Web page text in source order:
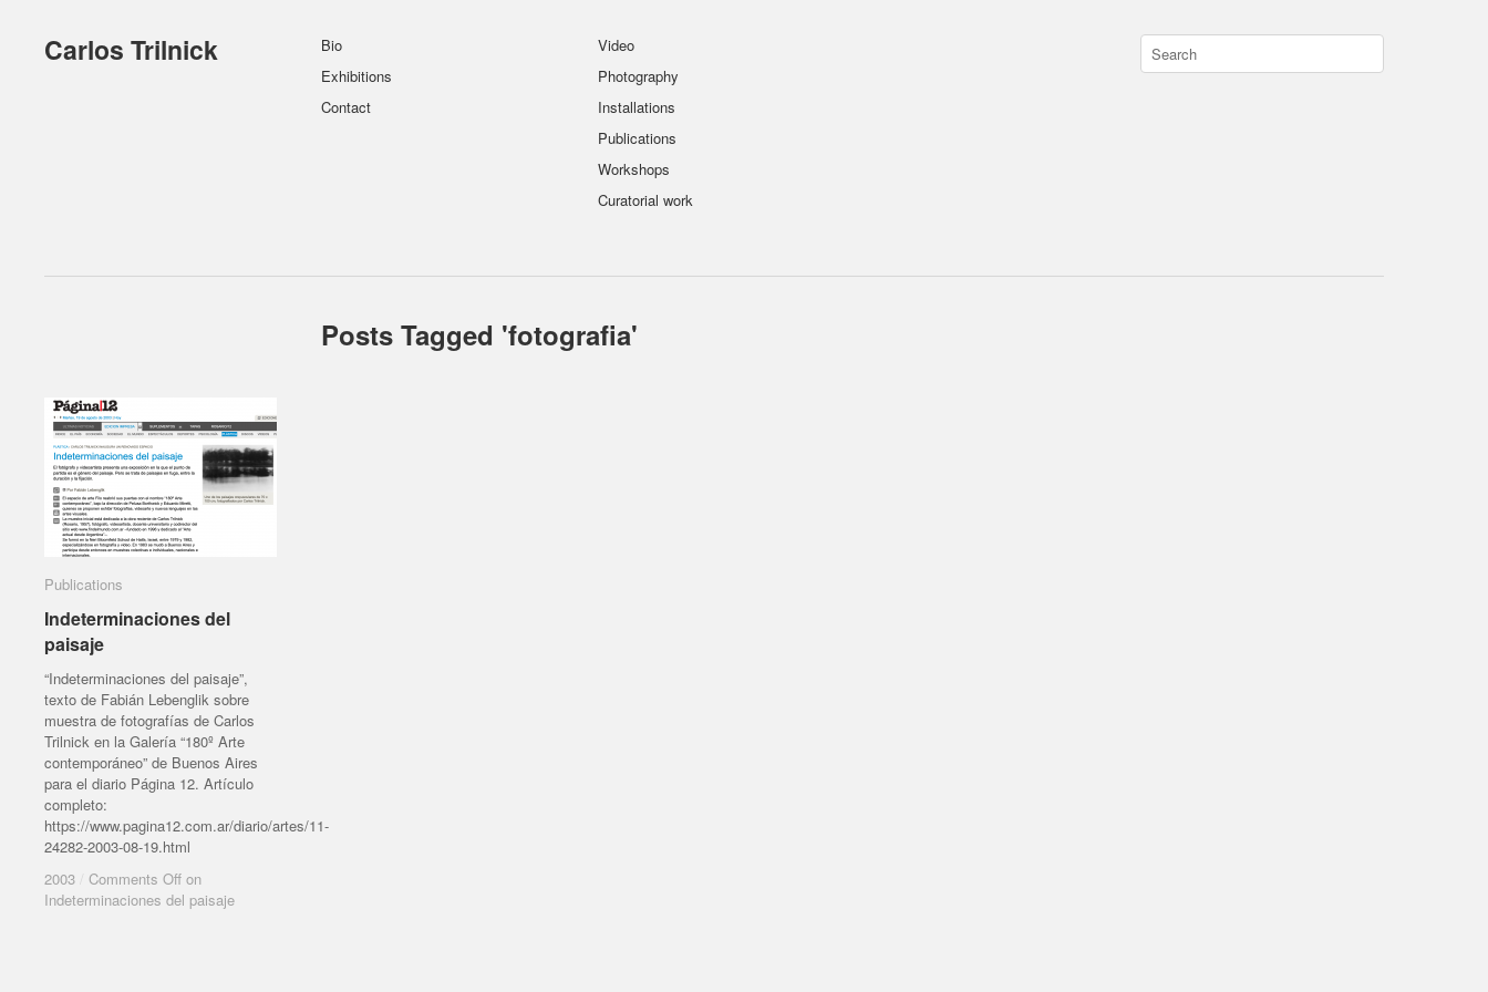
Carlos Trilnick
Bio
Exhibitions
Contact
Video
Photography
Installations
Publications
Workshops
Curatorial work
Posts Tagged 'fotografia'
Publications
Indeterminaciones del
paisaje
“Indeterminaciones del paisaje”,
texto de Fabián Lebenglik sobre
muestra de fotografías de Carlos
Trilnick en la Galería “180º Arte
contemporáneo” de Buenos Aires
para el diario Página 12. Artículo
completo:
https://www.pagina12.com.ar/diario/artes/11-
24282-2003-08-19.html
2003
Comments Off on
Indeterminaciones del paisaje
Publications
Indeterminaciones del paisaje
2003 / Comments Off
del paisaje